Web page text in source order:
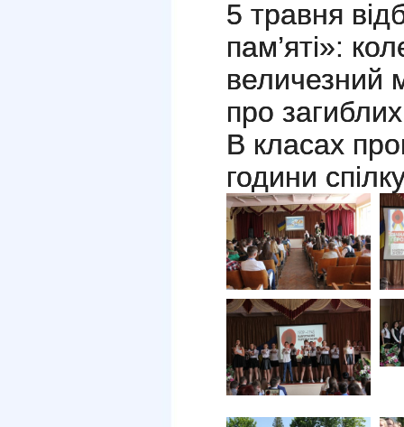
5 травня
пам’яті»:
величезний
про загиблих
В класах
години